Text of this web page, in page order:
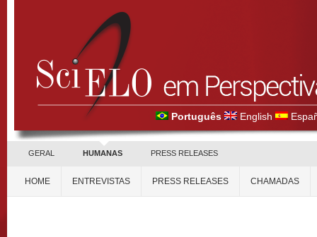
Português English
GERAL HUMANAS PRESS RELEASES
HOME ENTREVISTAS PRESS RELEASES CHAMADAS